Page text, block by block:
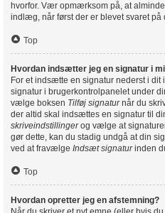
hvorfor. Vær opmærksom på, at
indlæg, når først der er blevet svaret på
Top
Hvordan indsætter jeg en signatur i
For et indsætte en signatur nederst i
signatur i brugerkontrolpanelet under
vælge boksen Tilføj signaturnår du
der altid skal indsættes en signatur til
skriveindstillingerog vælge at
gør dette, kan du stadig undgå at din
ved at fravælge Indsæt signaturinden
Top
Hvordan opretter jeg en afstemning?